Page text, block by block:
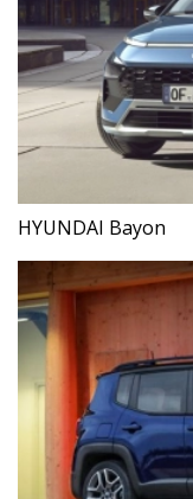
HYUNDAI Bayon